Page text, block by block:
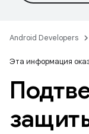
Android Developers
Эта информация